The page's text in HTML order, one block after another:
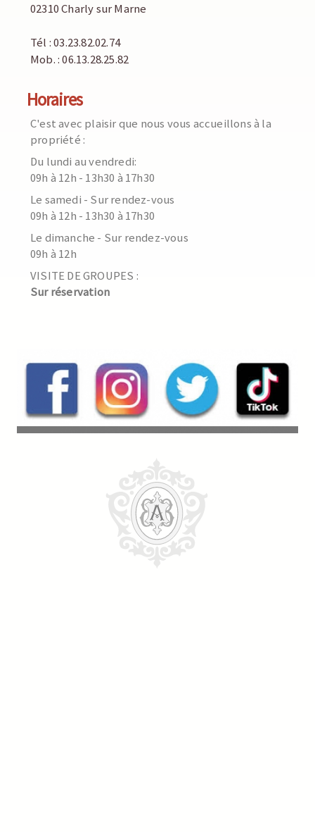
02310 Charly sur Marne
Tél : 03.23.82.02.74
Mob. : 06.13.28.25.82
Horaires
C'est avec plaisir que nous vous accueillons à la
propriété :
Du lundi au vendredi:
09h à 12h - 13h30 à 17h30
Le samedi - Sur rendez-vous
09h à 12h - 13h30 à 17h30
Le dimanche - Sur rendez-vous
09h à 12h
VISITE DE GROUPES :
Sur réservation